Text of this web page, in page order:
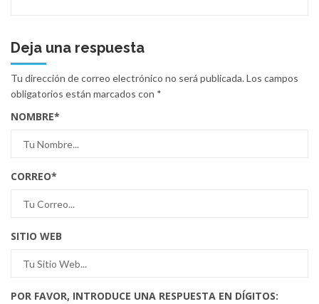
Deja una respuesta
Tu dirección de correo electrónico no será publicada.Los campos
obligatorios están marcados con *
NOMBRE*
CORREO*
SITIO WEB
POR FAVOR, INTRODUCE UNA RESPUESTA EN DÍGITOS: